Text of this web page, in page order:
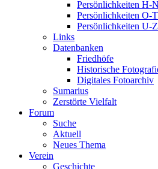
Persönlichkeiten H-N
Persönlichkeiten O-T
Persönlichkeiten U-Z
Links
Datenbanken
Friedhöfe
Historische
Digitales Fotoarchiv
Sumarius
Zerstörte Vielfalt
Forum
Suche
Aktuell
Neues Thema
Verein
Geschichte